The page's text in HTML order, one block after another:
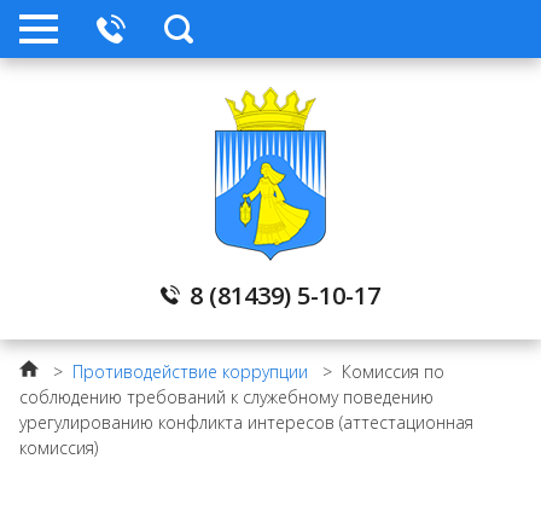
8 (81439) 5-10-17
Прокуратура
Градостроительное зонирование
Открытые данные
Публичные слушания
> Противодействие коррупции > Комиссия по
соблюдению требований к служебному поведению
урегулированию конфликта интересов (аттестационная
комиссия)